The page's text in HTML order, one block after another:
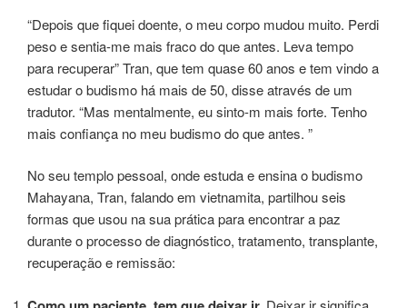
“Depois que fiquei doente, o meu corpo mudou muito. Perdi
peso e sentia-me mais fraco do que antes. Leva tempo
para recuperar” Tran, que tem quase 60 anos e tem vindo a
estudar o budismo há mais de 50, disse através de um
tradutor. “Mas mentalmente, eu sinto-m mais forte. Tenho
mais confiança no meu budismo do que antes. ”
No seu templo pessoal, onde estuda e ensina o budismo
Mahayana, Tran, falando em vietnamita, partilhou seis
formas que usou na sua prática para encontrar a paz
durante o processo de diagnóstico, tratamento, transplante,
recuperação e remissão: